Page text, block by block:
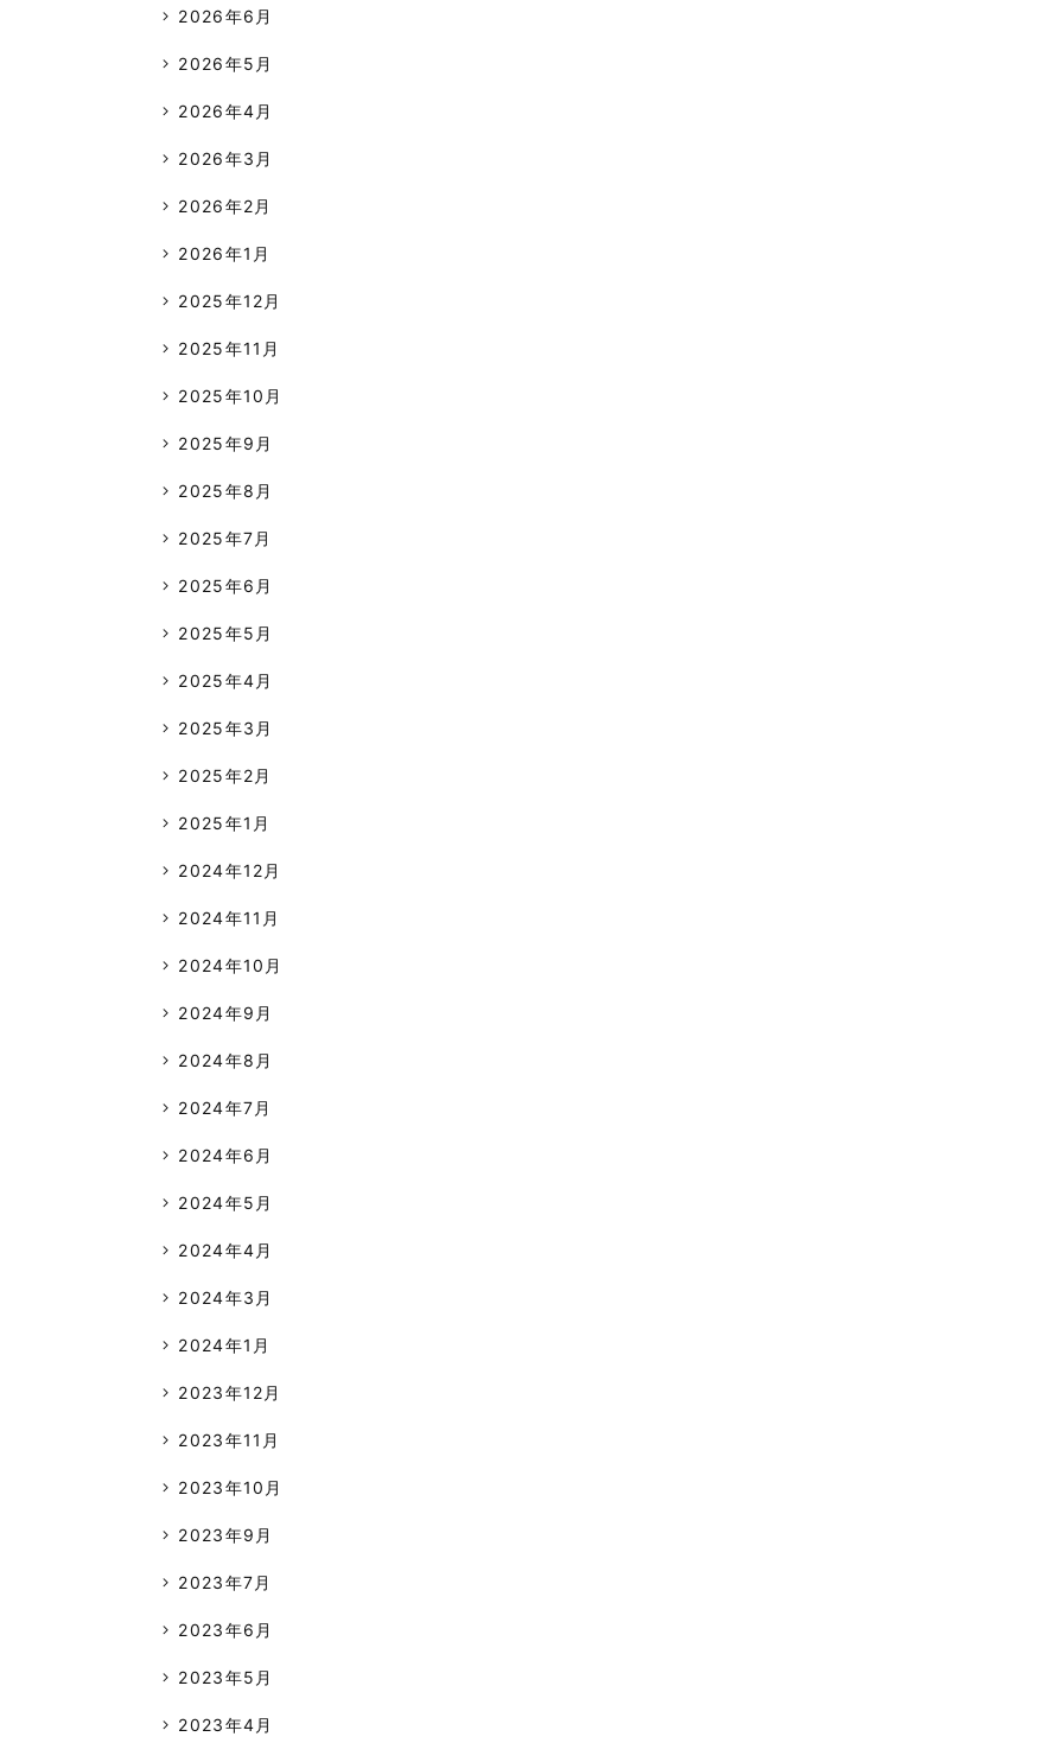
2026年6月
2026年5月
2026年4月
2026年3月
2026年2月
2026年1月
2025年12月
2025年11月
2025年10月
2025年9月
2025年8月
2025年7月
2025年6月
2025年5月
2025年4月
2025年3月
2025年2月
2025年1月
2024年12月
2024年11月
2024年10月
2024年9月
2024年8月
2024年7月
2024年6月
2024年5月
2024年4月
2024年3月
2024年1月
2023年12月
2023年11月
2023年10月
2023年9月
2023年7月
2023年6月
2023年5月
2023年4月